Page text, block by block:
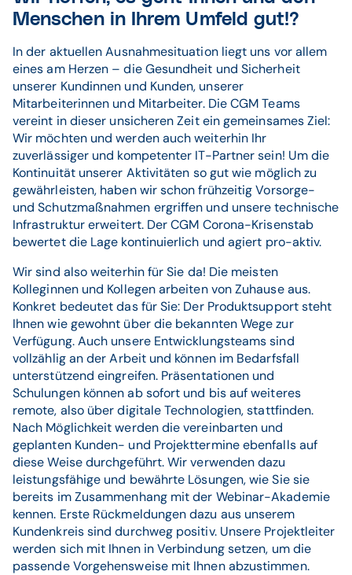
Menschen in Ihrem Umfeld gut!?
In der aktuellen Ausnahmesituation liegt uns vor allem
eines am Herzen – die Gesundheit und Sicherheit
unserer Kundinnen und Kunden, unserer
Mitarbeiterinnen und Mitarbeiter. Die CGM Teams
vereint in dieser unsicheren Zeit ein gemeinsames Ziel:
Wir möchten und werden auch weiterhin Ihr
zuverlässiger und kompetenter IT-Partner sein! Um die
Kontinuität unserer Aktivitäten so gut wie möglich zu
gewährleisten, haben wir schon frühzeitig Vorsorge-
und Schutzmaßnahmen ergriffen und unsere technische
Infrastruktur erweitert. Der CGM Corona-Krisenstab
bewertet die Lage kontinuierlich und agiert pro-aktiv.
Wir sind also weiterhin für Sie da! Die meisten
Kolleginnen und Kollegen arbeiten von Zuhause aus.
Konkret bedeutet das für Sie: Der Produktsupport steht
Ihnen wie gewohnt über die bekannten Wege zur
Verfügung. Auch unsere Entwicklungsteams sind
vollzählig an der Arbeit und können im Bedarfsfall
unterstützend eingreifen. Präsentationen und
Schulungen können ab sofort und bis auf weiteres
remote, also über digitale Technologien, stattfinden.
Nach Möglichkeit werden die vereinbarten und
geplanten Kunden- und Projekttermine ebenfalls auf
diese Weise durchgeführt. Wir verwenden dazu
leistungsfähige und bewährte Lösungen, wie Sie sie
bereits im Zusammenhang mit der Webinar-Akademie
kennen. Erste Rückmeldungen dazu aus unserem
Kundenkreis sind durchweg positiv. Unsere Projektleiter
werden sich mit Ihnen in Verbindung setzen, um die
passende Vorgehensweise mit Ihnen abzustimmen.